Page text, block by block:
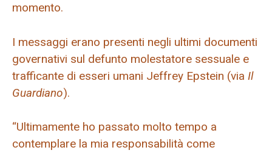
momento.
I messaggi erano presenti negli ultimi documenti
governativi sul defunto molestatore sessuale e
trafficante di esseri umani Jeffrey Epstein (via Il
Guardiano).
“Ultimamente ho passato molto tempo a
contemplare la mia responsabilità come